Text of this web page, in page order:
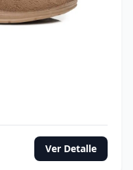
Ver Detalle